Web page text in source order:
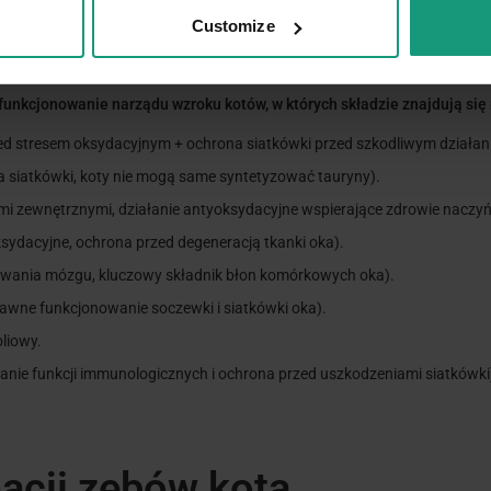
Customize
ras, wymaga regularnych wizyt u lekarza weterynarii, a
się brudu i bakterii, które mogą prowadzić do infekcji.
narządu wzroku kotów, w których składzie znajdują
oksydacyjnym + ochrona siatkówki przed szkodliwym
koty nie mogą same syntetyzować tauryny).
zewnętrznymi, działanie antyoksydacyjne wspierające zdrowie
ochrona przed degeneracją tkanki oka).
mózgu, kluczowy składnik błon komórkowych oka).
funkcjonowanie soczewki i siatkówki oka).
funkcji immunologicznych i ochrona przed uszkodzeniami